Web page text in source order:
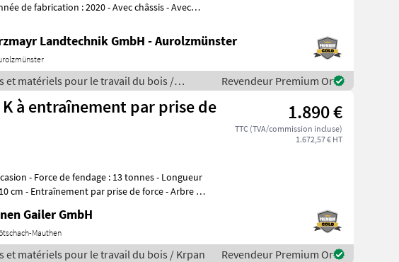
Landtechnik GmbH - Aurolzmünster
et matériels pour le travail du bois /
Revendeur Premium Or
K à entraînement par prise de
1.890 €
TTC (TVA/commission incluse)
1.672,57 € HT
- Longueur
cm - Entraînement par prise de force - Arbre à
Gailer GmbH
Mauthen
et matériels pour le travail du bois / Krpan Revendeur Premium Or